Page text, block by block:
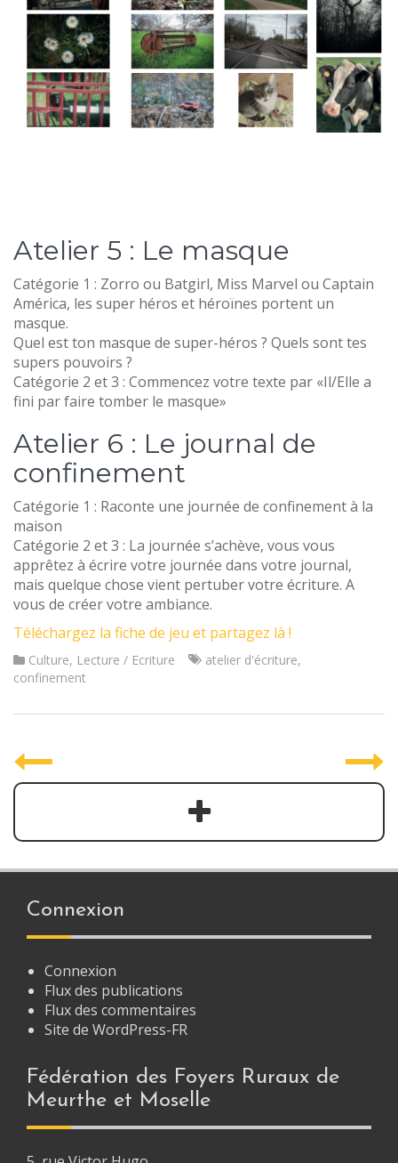
Atelier 5 : Le masque
Catégorie 1 : Zorro ou Batgirl, Miss Marvel ou Captain
América, les super héros et héroïnes portent un
masque.
Quel est ton masque de super-héros ? Quels sont tes
supers pouvoirs ?
Catégorie 2 et 3 : Commencez votre texte par «Il/Elle a
fini par faire tomber le masque»
Atelier 6 : Le journal de
confinement
Catégorie 1 : Raconte une journée de confinement à la
maison
Catégorie 2 et 3 : La journée s’achève, vous vous
apprêtez à écrire votre journée dans votre journal,
mais quelque chose vient pertuber votre écriture. A
vous de créer votre ambiance.
Téléchargez la fiche de jeu et partagez là !
Culture, Lecture / Ecriture atelier d'écriture,
confinement
P
o
t
n
a
g
n
Connexion
Connexion
Flux des publications
Flux des commentaires
Site de WordPress-FR
Fédération des Foyers Ruraux de
Meurthe et Moselle